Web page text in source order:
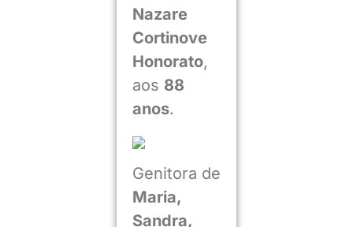
Nazare
Cortinove
Honorato,
aos 88
anos.
Genitora de
Maria,
Sandra,